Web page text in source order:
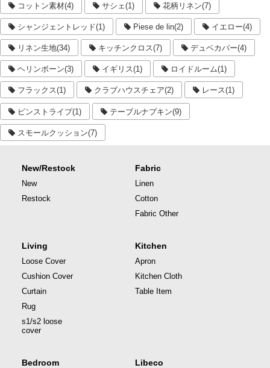
コットン素材(4) サシェ(1) 花柄リネン(7)
シャンジェントレッド(1) Piese de lin(2) イエロー(4)
リネン生地(34) キッチンクロス(7) デュベカバー(4)
ヘリンボーン(3) イギリス(1) ロイドルーム(1)
フラックス(1) クラブハウスチェア(2) レース(1)
ピンストライプ(1) テーブルナプキン(9)
スモールクッション(7)
New/Restock
New
Restock
Fabric
Linen
Cotton
Fabric Other
Living
Loose Cover
Cushion Cover
Curtain
Rug
s1/s2 loose
cover
Kitchen
Apron
Kitchen Cloth
Table Item
Bedroom Libeco